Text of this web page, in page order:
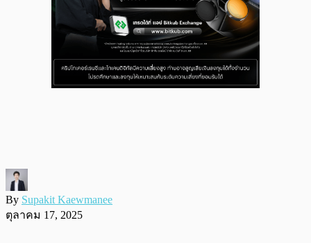
By Supakit Kaewmanee
ตุลาคม 17, 2025